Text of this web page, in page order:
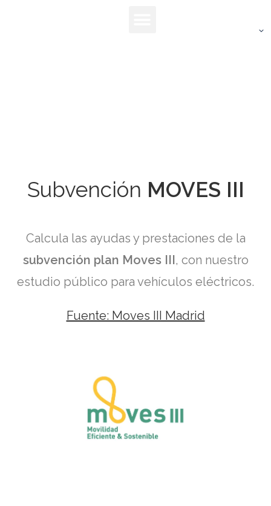
Subvención MOVES III
Calcula las ayudas y prestaciones de la
subvención plan Moves III, con nuestro
estudio público para vehículos eléctricos.
Fuente: Moves III Madrid